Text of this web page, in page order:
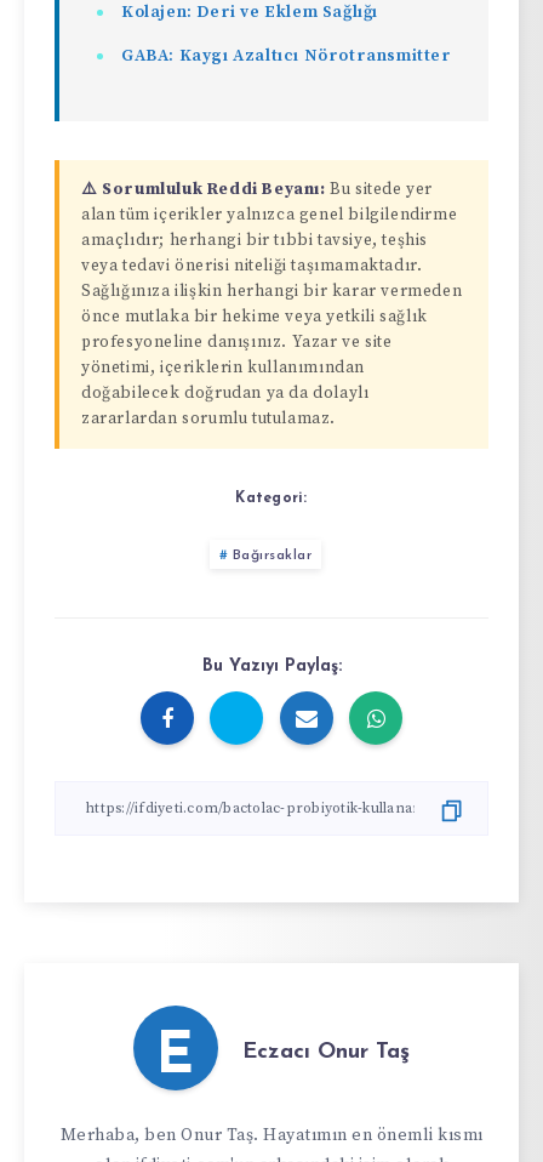
Kolajen: Deri ve Eklem Sağlığı
GABA: Kaygı Azaltıcı Nörotransmitter
⚠️ Sorumluluk Reddi Beyanı: Bu sitede yer
alan tüm içerikler yalnızca genel bilgilendirme
amaçlıdır; herhangi bir tıbbi tavsiye, teşhis
veya tedavi önerisi niteliği taşımamaktadır.
Sağlığınıza ilişkin herhangi bir karar vermeden
önce mutlaka bir hekime veya yetkili sağlık
profesyoneline danışınız. Yazar ve site
yönetimi, içeriklerin kullanımından
doğabilecek doğrudan ya da dolaylı
zararlardan sorumlu tutulamaz.
Kategori:
Bağırsaklar
Bu Yazıyı Paylaş:
E Eczacı Onur Taş
Merhaba, ben Onur Taş. Hayatımın en önemli kısmı